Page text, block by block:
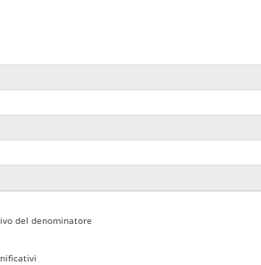
del denominatore